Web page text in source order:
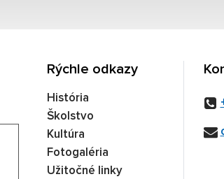
Rýchle odkazy
História
Školstvo
Kultúra
Fotogaléria
Užitočné linky